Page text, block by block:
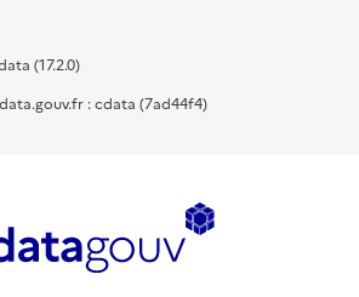
(17.2.0)
: cdata (7ad44f4)